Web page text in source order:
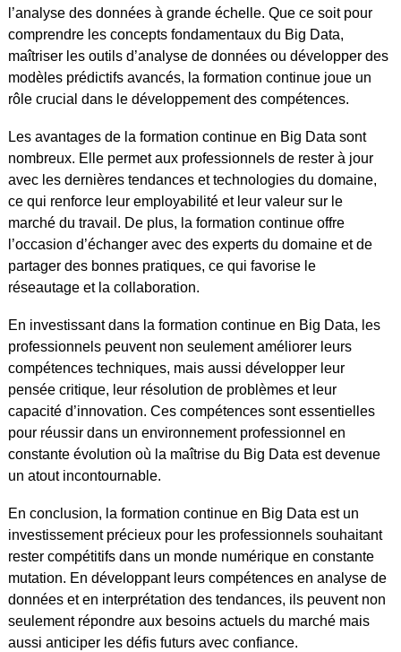
l’analyse des données à grande échelle. Que ce soit pour
comprendre les concepts fondamentaux du Big Data,
maîtriser les outils d’analyse de données ou développer des
modèles prédictifs avancés, la formation continue joue un
rôle crucial dans le développement des compétences.
Les avantages de la formation continue en Big Data sont
nombreux. Elle permet aux professionnels de rester à jour
avec les dernières tendances et technologies du domaine,
ce qui renforce leur employabilité et leur valeur sur le
marché du travail. De plus, la formation continue offre
l’occasion d’échanger avec des experts du domaine et de
partager des bonnes pratiques, ce qui favorise le
réseautage et la collaboration.
En investissant dans la formation continue en Big Data, les
professionnels peuvent non seulement améliorer leurs
compétences techniques, mais aussi développer leur
pensée critique, leur résolution de problèmes et leur
capacité d’innovation. Ces compétences sont essentielles
pour réussir dans un environnement professionnel en
constante évolution où la maîtrise du Big Data est devenue
un atout incontournable.
En conclusion, la formation continue en Big Data est un
investissement précieux pour les professionnels souhaitant
rester compétitifs dans un monde numérique en constante
mutation. En développant leurs compétences en analyse de
données et en interprétation des tendances, ils peuvent non
seulement répondre aux besoins actuels du marché mais
aussi anticiper les défis futurs avec confiance.